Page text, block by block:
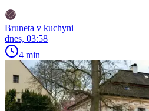
Bruneta v kuchyni
dnes, 03:58
4 min